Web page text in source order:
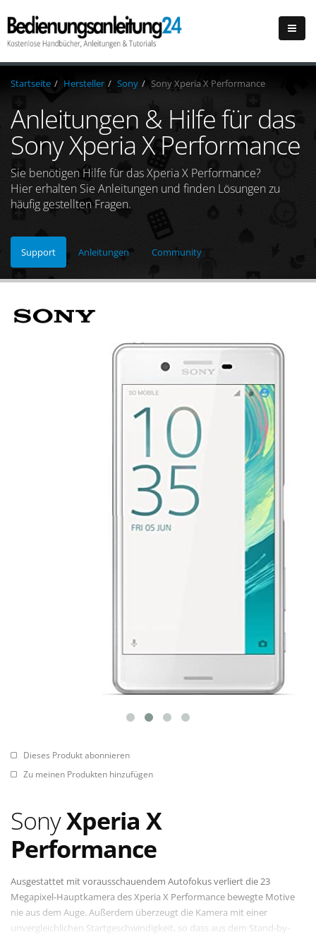
Startseite Hersteller Sony Sony Xperia X Performance
Anleitungen & Hilfe für das
Sony Xperia X Performance
Sie benötigen Hilfe für das Xperia X Performance?
Hier erhalten Sie Anleitungen und finden Lösungen zu
häufig gestellten Fragen.
Support Anleitungen Community
Dieses Produkt abonnieren
Zu meinen Produkten hinzufügen
SonyXperia X
Performance
Ausgestattet mit vorausschauendem Autofokus verliert die 23
Megapixel-Hauptkamera des Xperia X Performance bewegte Motive
nie aus dem Auge. Außerdem überzeugt die Kamera mit einer
unvergleichlichen Startgeschwindigkeit, so dass aus dem Stand-by-